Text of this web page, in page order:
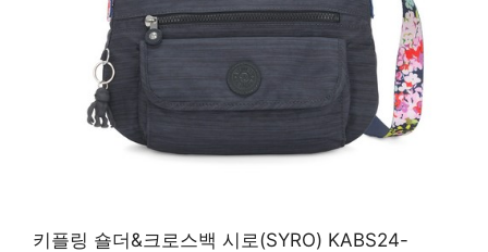
키플링 숄더&크로스백 시로(SYRO) KABS24-